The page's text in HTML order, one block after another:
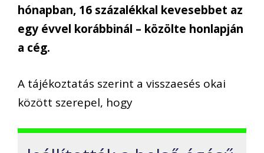
hónapban, 16 százalékkal kevesebbet az
egy évvel korábbinál – közölte honlapján
a cég.
A tájékoztatás szerint a visszaesés okai
között szerepel, hogy